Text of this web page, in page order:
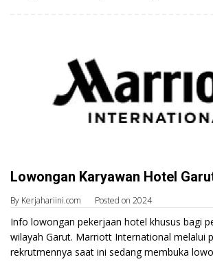
Lowongan Karyawan Hotel
By Kerjahariini.com Posted on 2024
Info lowongan pekerjaan hotel khusus bagi
wilayah Garut. Marriott International melalui
rekrutmennya saat ini sedang membuka